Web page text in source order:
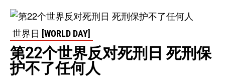
世界日 [WORLD DAY]
第22个世界反对死刑日 死刑保
护不了任何人